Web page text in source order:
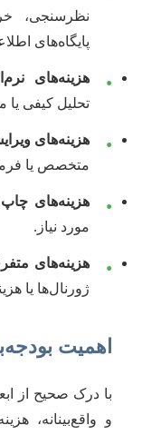
نظرسنجی،
پایگاه‌های
• هزینه‌های
تحلیل کیفی
• هزینه‌های
متخصص یا
• هزینه‌های
مورد نیاز.
• هزینه‌های
ژورنال‌ها یا
اهمیت
با درک صحیح از
و واقع‌بینانه،